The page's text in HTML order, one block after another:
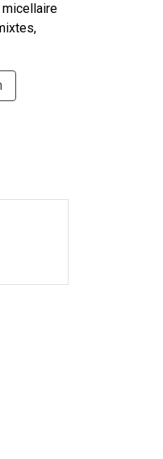
micellaire